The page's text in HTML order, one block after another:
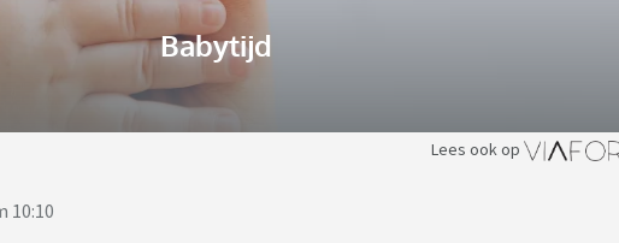
Babytijd
Lees ook op
10:10